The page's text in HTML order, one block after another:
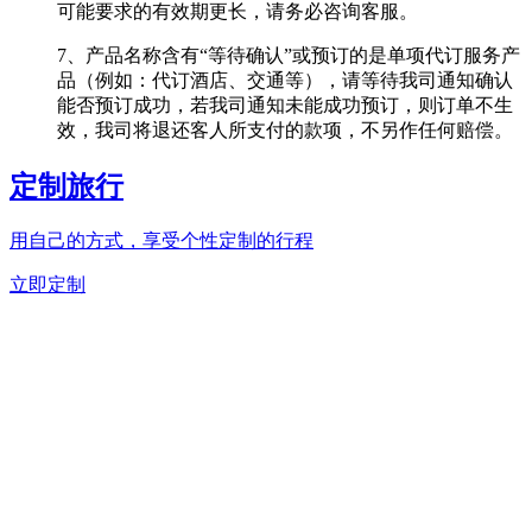
可能要求的有效期更长，请务必咨询客服。
7、产品名称含有“等待确认”或预订的是单项代订服务产
品（例如：代订酒店、交通等），请等待我司通知确认
能否预订成功，若我司通知未能成功预订，则订单不生
效，我司将退还客人所支付的款项，不另作任何赔偿。
定制旅行
用自己的方式，享受个性定制的行程
立即定制